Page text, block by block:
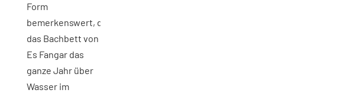
Form
bemerkenswert, da
das Bachbett von
Es Fangar das
ganze Jahr über
Wasser im